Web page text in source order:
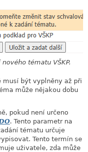
tématu VŠKP.
musí být vyplněny až při
může nějakou dobu
pokud není určeno
. Tento parametr na
tématu určuje
Tento termín se
uživatele, zda může